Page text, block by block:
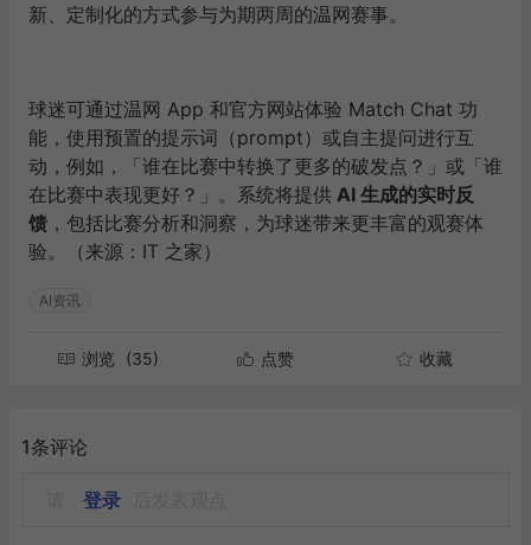
新、定制化的方式参与为期两周的温网赛事。
球迷可通过温网 App 和官方网站体验 Match Chat 功
能，使用预置的提示词（prompt）或自主提问进行互
动，例如，「谁在比赛中转换了更多的破发点？」或「谁
在比赛中表现更好？」。系统将提供 AI 生成的实时反
馈 ，包括比赛分析和洞察，为球迷带来更丰富的观赛体
验。（来源：IT 之家）
AI资讯
浏览 (35) 点赞 收藏
1条评论
登录